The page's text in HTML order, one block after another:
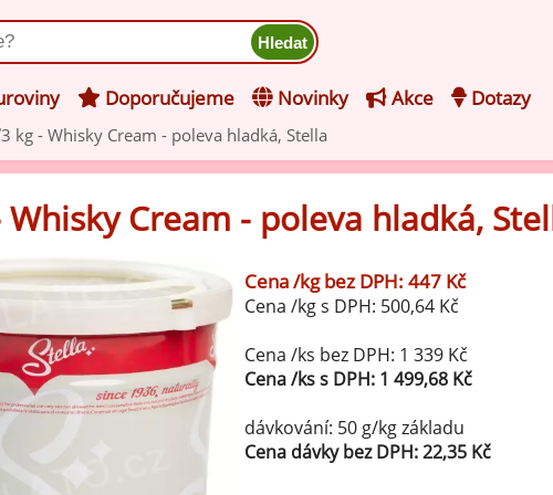
3 kg - Whisky Cream - poleva hladká, Stella
pasty do mléčného
z kategorie Ochucovací pasty do mléčného základu
Vanilkové ochucovací pasty
Lískooříškové ochucovací pasty
Mandlové ochucovací pasty
Pistáciové ochucovací pasty
pasty do ovocného
na zmrzlinu
základy pro výrobu
zmrzliny
základy pro výrobu
zmrzliny
ochucené směsi pro
Doporučujeme Novinky Akce Dotazy
Whisky Cream - poleva hladká,
Cena /kg bez DPH: 447 Kč
Cena /kg s DPH: 500,64 Kč
Cena /ks bez DPH: 1 339 Kč
Cena /ks s DPH: 1 499,68 Kč
dávkování: 50 g/kg základu
Cena dávky bez DPH: 22,35 Kč